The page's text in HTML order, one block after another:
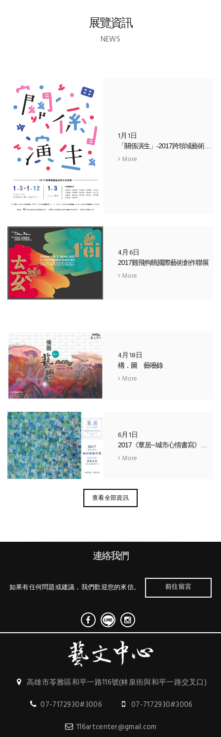
展覽資訊
NEWS
1月1日
「關係演生」-2017跨領域藝術研究所所友展
More
4月6日
2017雞飛狗眺國際藝術創作聯展
More
4月18日
構．圖 藝囈錄
More
6月1日
More
查看全部資訊
連絡我們
如果有任何問題或建議，我們歡迎您的來信。 前往留言
高雄市苓雅區和平一路116號(林泉街與和平一路交叉口)
07-7172930#3006
07-7172930#3006
116artcenter@gmail.com